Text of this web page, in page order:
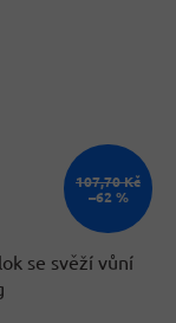
107,70 Kč
–62 %
se svěží vůní